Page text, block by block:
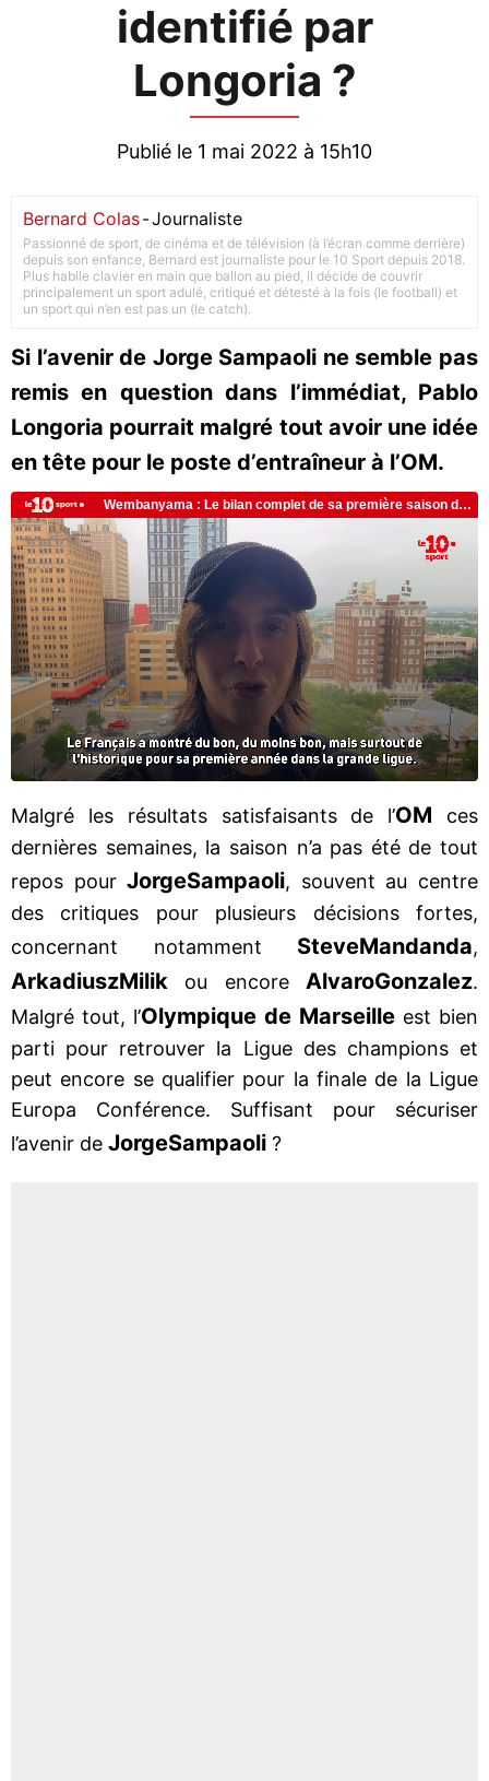
identifié par
Longoria ?
Publié le 1 mai 2022 à 15h10
Bernard Colas-Journaliste
Passionné de sport, de cinéma et de télévision (à l’écran comme derrière)
depuis son enfance, Bernard est journaliste pour le 10 Sport depuis 2018.
Plus habile clavier en main que ballon au pied, il décide de couvrir
principalement un sport adulé, critiqué et détesté à la fois (le football) et
un sport qui n’en est pas un (le catch).
Si l’avenir de Jorge Sampaoli ne semble pas
remis en question dans l’immédiat, Pablo
Longoria pourrait malgré tout avoir une idée
en tête pour le poste d’entraîneur à l’OM.
Malgré les résultats satisfaisants de l’OM ces
dernières semaines, la saison n’a pas été de tout
repos pourJorgeSampaoli, souvent au centre
des critiques pour plusieurs décisions fortes,
concernant notamment SteveMandanda,
ArkadiuszMilik ou encore AlvaroGonzalez.
Malgré tout, l’Olympique de Marseille est bien
parti pour retrouver la Ligue des champions et
peut encore se qualifier pour la finale de la Ligue
Europa Conférence. Suffisant pour sécuriser
l’avenir de JorgeSampaoli ?